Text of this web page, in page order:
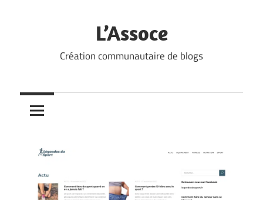
L’Assoce
Création communautaire de blogs